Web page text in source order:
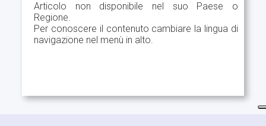
Articolo non disponibile nel suo Paese o
Regione.
Per conoscere il contenuto cambiare la lingua di
navigazione nel menù in alto.